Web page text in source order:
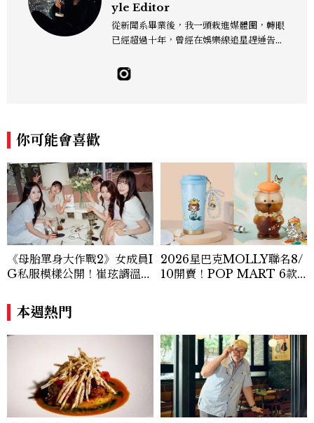
yle Editor
從新聞系畢業後，我一頭栽進媒體圈，轉眼
已經超過十年，曾經在娛樂線追星趕通告，
紅。現在我的日常多是與美食、生活與旅遊
為伍，走進廚房、走進巷弄，也走進他人的
你可能會喜歡
《母胎單身大作戰2》女成員I
G私服模樣公開！崔玹諝溫柔
低調千金？
2026星巴克MOLLY聯名8/
10開賣！POP MART 6款
本週熱門